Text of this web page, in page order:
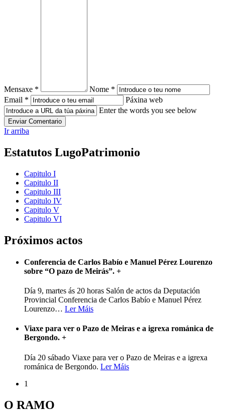
Mensaxe *
Nome *
Email *
Páxina web
Enter the words you see below
Ir arriba
Estatutos LugoPatrimonio
Capitulo I
Capitulo II
Capitulo III
Capitulo IV
Capitulo V
Capitulo VI
Próximos actos
Conferencia de Carlos Babío e Manuel Pérez Lourenzo
sobre “O pazo de Meirás”. +
Día 9, martes ás 20 horas Salón de actos da Deputación
Provincial Conferencia de Carlos Babío e Manuel Pérez
Lourenzo… Ler Máis
Viaxe para ver o Pazo de Meiras e a igrexa románica de
Bergondo. +
Día 20 sábado Viaxe para ver o Pazo de Meiras e a igrexa
románica de Bergondo. Ler Máis
1
O RAMO